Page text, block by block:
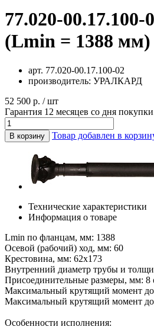
77.020-
(Lmin = 1388 мм)
арт. 77.020-00.17.100-02
производитель: УРАЛКАРД
52 500 р. / шт
Гарантия 12 месяцев со дня
В корзину Товар добавлен в
Технические характеристики
Информация о товаре
Lmin по фланцам, мм: 1388
Осевой (рабочий) ход, мм: 60
Крестовина, мм: 62х173
Внутренний диаметр трубы и
Присоединительные размеры, мм: 8
Максимальный крутящий момент
Максимальный крутящий момент
Особенности исполнения: